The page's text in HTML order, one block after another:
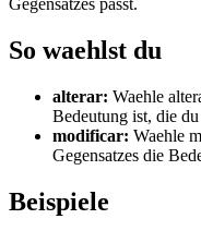
Gegensatzes passt.
So waehlst du
alterar: Waehle
Bedeutung ist, die
modificar: Waehle
Gegensatzes die
Beispiele